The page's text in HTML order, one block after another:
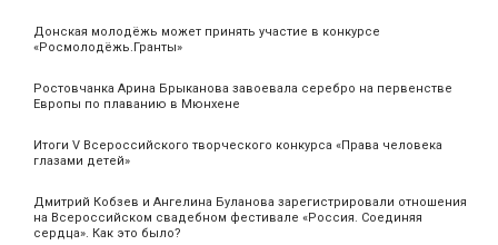
Донская молодёжь может принять участие в конкурсе
«Росмолодёжь.Гранты»
Ростовчанка Арина Брыканова завоевала серебро на первенстве
Европы по плаванию в Мюнхене
Итоги V Всероссийского творческого конкурса «Права человека
глазами детей»
Дмитрий Кобзев и Ангелина Буланова зарегистрировали отношения
на Всероссийском свадебном фестивале «Россия. Соединяя
сердца». Как это было?